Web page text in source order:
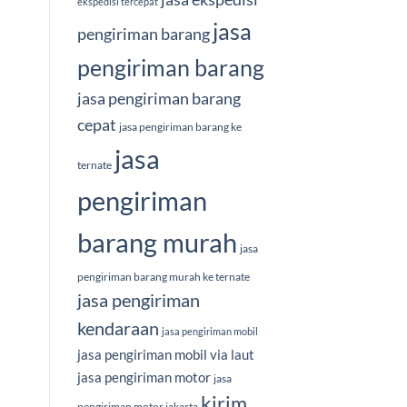
pengiriman barang jasa
pengiriman barang
jasa pengiriman barang
cepat jasa pengiriman barang ke
ternate jasa
pengiriman
barang murah jasa
pengiriman barang murah ke ternate
jasa pengiriman
kendaraan jasa pengiriman mobil
jasa pengiriman mobil via laut
jasa pengiriman motor jasa